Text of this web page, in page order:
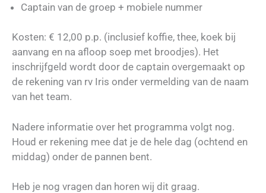
Captain van de groep + mobiele nummer
Kosten: € 12,00 p.p. (inclusief koffie, thee, koek bij
aanvang en na afloop soep met broodjes). Het
inschrijfgeld wordt door de captain overgemaakt op
de rekening van rv Iris onder vermelding van de naam
van het team.
Nadere informatie over het programma volgt nog.
Houd er rekening mee dat je de hele dag (ochtend en
middag) onder de pannen bent.
Heb je nog vragen dan horen wij dit graag.